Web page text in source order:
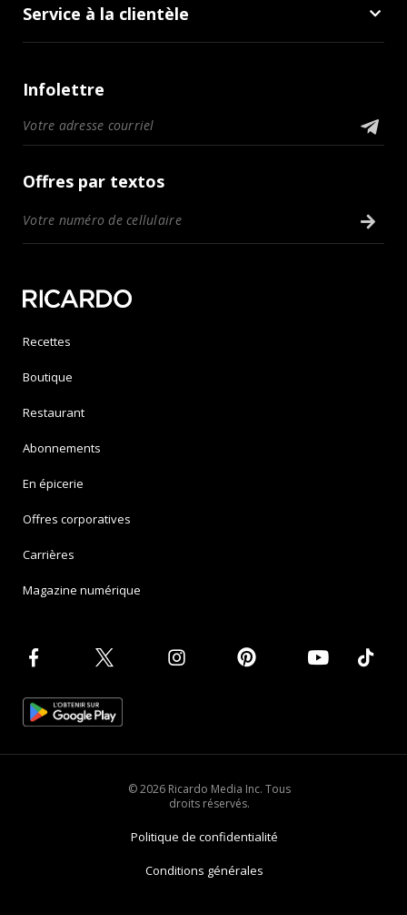
Service à la clientèle
Infolettre
Offres par textos
Recettes
Boutique
Restaurant
Abonnements
En épicerie
Offres corporatives
Carrières
Magazine numérique
© 2026 Ricardo Media Inc. Tous
droits réservés.
Politique de confidentialité
Conditions générales